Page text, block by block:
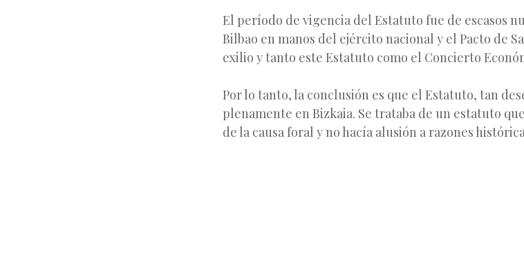
El período de vigencia del Estatuto fue de escasos
Bilbao en manos del ejército nacional y el Pacto de
exilio y tanto este Estatuto como el Concierto
Por lo tanto, la conclusión es que el Estatuto, tan
plenamente en Bizkaia. Se trataba de un estatuto
de la causa foral y no hacía alusión a razones